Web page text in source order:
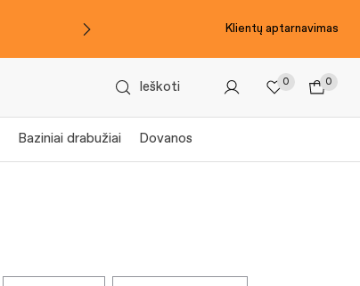
Klientų aptarnavimas
Ieškoti 0 0
Baziniai drabužiai Dovanos